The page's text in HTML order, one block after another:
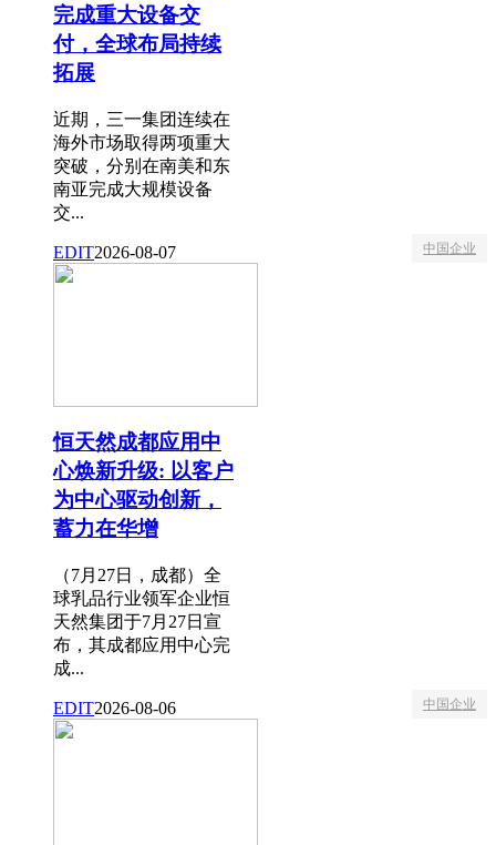
完成重大设备交
付，全球布局持续
拓展
近期，三一集团连续在
海外市场取得两项重大
突破，分别在南美和东
南亚完成大规模设备
交...
EDIT2026-08-07 中国企业
恒天然成都应用中
心焕新升级: 以客户
为中心驱动创新，
蓄力在华增
（7月27日，成都）全
球乳品行业领军企业恒
天然集团于7月27日宣
布，其成都应用中心完
成...
EDIT2026-08-06 中国企业